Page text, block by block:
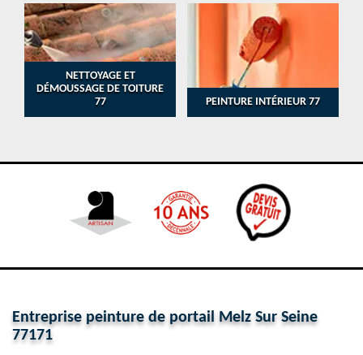
NETTOYAGE ET
DÉMOUSSAGE DE TOITURE
77
PEINTURE INTÉRIEUR 77
Entreprise peinture de portail Melz Sur Seine
77171